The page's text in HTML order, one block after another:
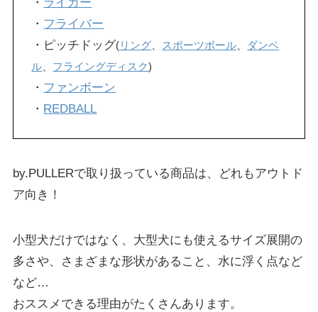
・ ライカー
・ フライバー
・ピッチドッグ(リング スポーツボール
ダンベ
ル
フライングディスク)
・ ファンボーン
・ REDBALL
by.PULLERで取り扱っている商品は、どれもアウトド
ア向き！
小型犬だけではなく、大型犬にも使えるサイズ展開の
多さや、さまざまな形状があること、水に浮く点など
など…
おススメできる理由がたくさんあります。